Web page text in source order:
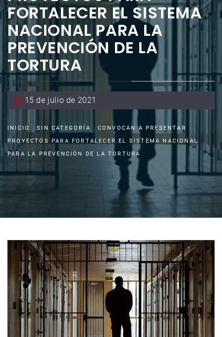
FORTALECER EL SISTEMA
NACIONAL PARA LA
PREVENCIÓN DE LA
TORTURA
15 de julio de 2021
INICIO SIN CATEGORÍA
CONVOCAN A PRESENTAR
PROYECTOS PARA FORTALECER EL SISTEMA NACIONAL
PARA LA PREVENCIÓN DE LA TORTURA